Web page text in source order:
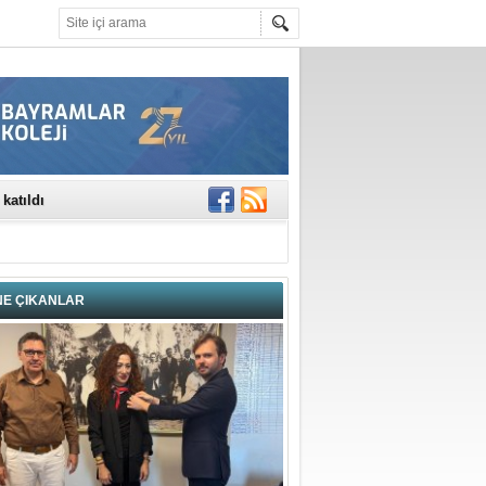
Ercan Ekşi son
Selahattin
Değerli
10 Nokta
ÇIKANLAR